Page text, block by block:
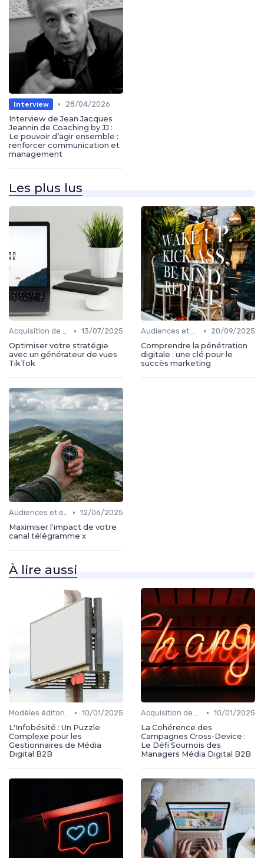
Interview •
28/04/2026
Interview de Jean Jacques
Jeannin de Coaching by JJ :
Le pouvoir d’agir ensemble :
renforcer communication et
management
Les plus lus
Acquisition de médias • 13/07/2025
Optimiser votre stratégie
avec un générateur de vues
TikTok
Audiences et engagement •
20/09/2025
Comprendre la pénétration
digitale : une clé pour le
succès marketing
Audiences et engagement • 12/06/2025
Maximiser l'impact de votre
canal télégramme x
À lire aussi
Modèles éditoriaux • 10/01/2025
L'Infobésité : Un Puzzle
Complexe pour les
Gestionnaires de Média
Digital B2B
Acquisition de médias • 10/01/2025
La Cohérence des
Campagnes Cross-Device :
Le Défi Sournois des
Managers Média Digital B2B